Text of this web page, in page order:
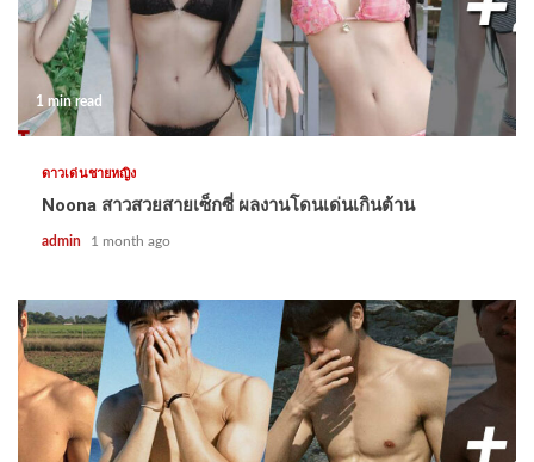
1 min read
ดาวเด่นชายหญิง
Noona สาวสวยสายเซ็กซี่ ผลงานโดนเด่นเกินต้าน
admin 1 month ago